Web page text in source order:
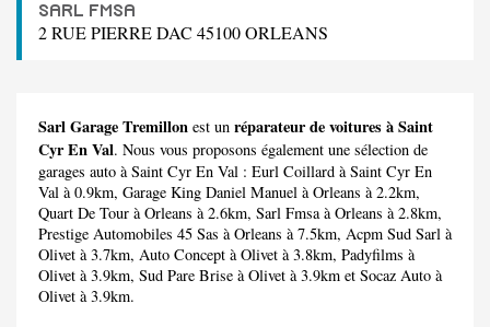
SARL FMSA
2 RUE PIERRE DAC 45100 ORLEANS
Sarl Garage Tremillon est un réparateur de voitures à Saint
Cyr En Val. Nous vous proposons également une sélection de
garages auto à Saint Cyr En Val : Eurl Coillard à Saint Cyr En
Val à 0.9km, Garage King Daniel Manuel à Orleans à 2.2km,
Quart De Tour à Orleans à 2.6km, Sarl Fmsaà Orleans à 2.8km,
Prestige Automobiles 45 Sas à Orleans à 7.5km, Acpm Sud Sarl à
Olivet à 3.7km, Auto Concept à Olivet à 3.8km, Padyfilms à
Olivet à 3.9km, Sud Pare Brise à Olivet à 3.9km et Socaz Auto à
Olivet à 3.9km.